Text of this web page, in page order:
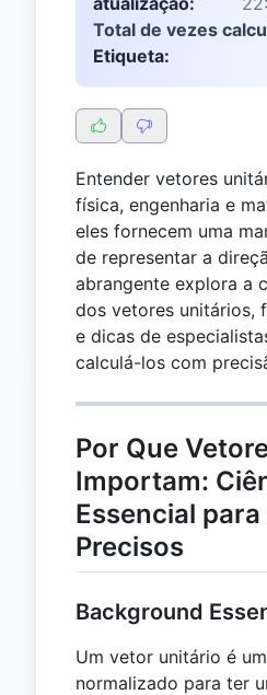
Total de vezes
Etiqueta:
Entender vetores
física, engenharia e
eles fornecem uma
de representar a
abrangente explora a
dos vetores unitários,
e dicas de
calculá-los com
Por Que
Importam:
Essencial
Precisos
Background
Um vetor unitário é
normalizado para ter